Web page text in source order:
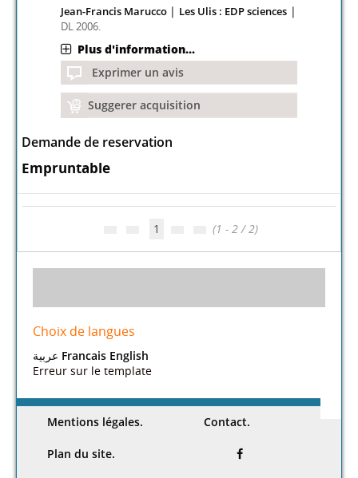
Jean-Francis Marucco | Les Ulis : EDP sciences |
DL 2006.
Plus d'information...
Exprimer un avis
Suggerer acquisition
Demande de reservation
Empruntable
1 (1 - 2 / 2)
Choix de langues
عربية Francais English
Erreur sur le template
Mentions légales. Contact.
Plan du site.